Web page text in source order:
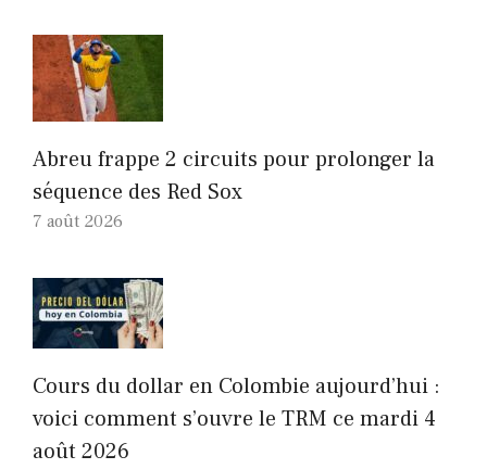
Abreu frappe 2 circuits pour prolonger la
séquence des Red Sox
7 août 2026
Cours du dollar en Colombie aujourd’hui :
voici comment s’ouvre le TRM ce mardi 4
août 2026